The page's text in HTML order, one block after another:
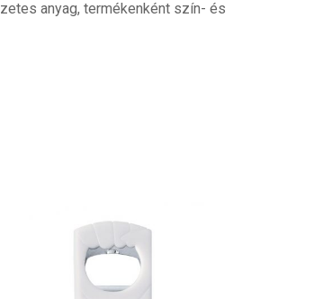
anyag, termékenként szín- és